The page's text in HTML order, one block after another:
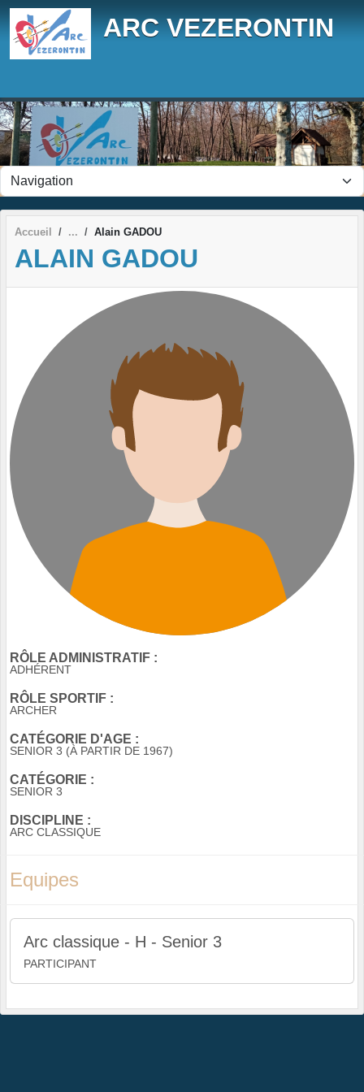
ARC VEZERONTIN
Accueil Alain GADOU
ALAIN GADOU
RÔLE ADMINISTRATIF :
ADHÉRENT
RÔLE SPORTIF :
ARCHER
CATÉGORIE D'AGE :
SENIOR 3 (À PARTIR DE 1967)
CATÉGORIE :
SENIOR 3
DISCIPLINE :
ARC CLASSIQUE
Equipes
Arc classique - H - Senior 3
PARTICIPANT
Panneau de gestion des cookies